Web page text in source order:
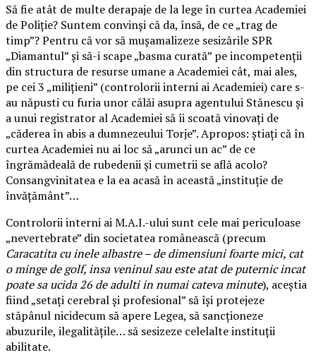
Să fie atât de multe derapaje de la lege în curtea Academiei
de Poliție? Suntem convinși că da, însă, de ce „trag de
timp”? Pentru că vor să mușamalizeze sesizările SPR
„Diamantul” și să-i scape „basma curată” pe incompetenții
din structura de resurse umane a Academiei cât, mai ales,
pe cei 3 „milițieni” (controlorii interni ai Academiei) care s-
au năpusti cu furia unor călăi asupra agentului Stănescu și
a unui registrator al Academiei să îi scoată vinovați de
„căderea în abis a dumnezeului Torje”. Apropos: știați că în
curtea Academiei nu ai loc să „arunci un ac” de ce
îngrămădeală de rubedenii și cumetrii se află acolo?
Consangvinitatea e la ea acasă în această „instituție de
învățământ”…
Controlorii interni ai M.A.I.-ului sunt cele mai periculoase
„nevertebrate” din societatea românească (precum
Caracatita cu inele albastre – de dimensiuni foarte mici, cat
o minge de golf, insa veninul sau este atat de puternic incat
poate sa ucida 26 de adulti in numai cateva minute), aceștia
fiind „setați cerebral și profesional” să își protejeze
stăpânul nicidecum să apere Legea, să sancționeze
abuzurile, ilegalitățile… să sesizeze celelalte instituții
abilitate.